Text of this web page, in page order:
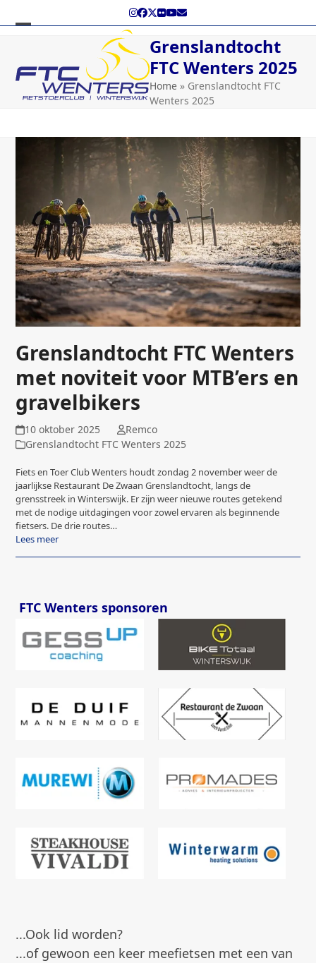
Instagram
Facebook
Twitter
Flickr
YouTube
E-
mail
mobile
menu
mobile
menu
Grenslandtocht
FTC Wenters 2025
Home » Grenslandtocht FTC
Wenters 2025
Grenslandtocht FTC Wenters
met noviteit voor MTB’ers en
gravelbikers
10 oktober 2025
Remco
Grenslandtocht FTC Wenters 2025
Fiets en Toer Club Wenters houdt zondag 2 november weer de
jaarlijkse Restaurant De Zwaan Grenslandtocht, langs de
grensstreek in Winterswijk. Er zijn weer nieuwe routes getekend
met de nodige uitdagingen voor zowel ervaren als beginnende
fietsers. De drie routes…
Lees meer
FTC Wenters sponsoren
...Ook lid worden?
...of gewoon een keer meefietsen met een van